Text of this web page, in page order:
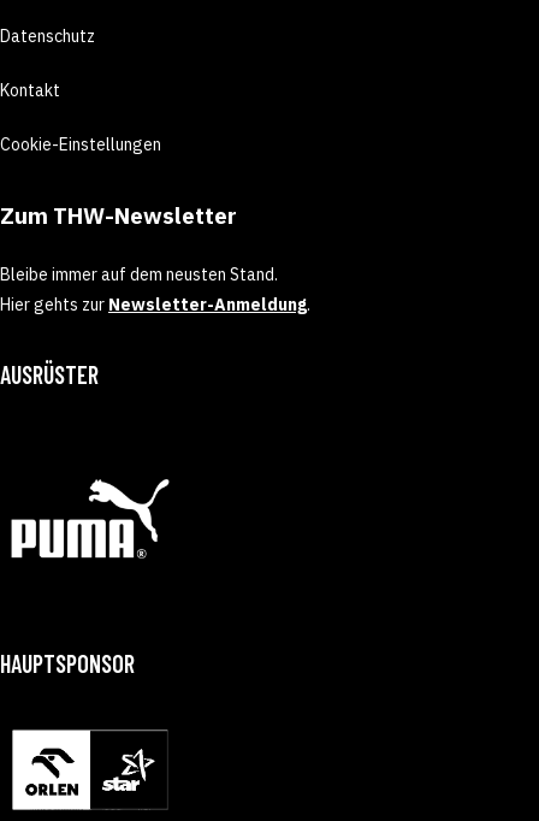
Datenschutz
Kontakt
Cookie-Einstellungen
Zum THW-Newsletter
Bleibe immer auf dem neusten Stand.
Hier gehts zur Newsletter-Anmeldung.
AUSRÜSTER
HAUPTSPONSOR